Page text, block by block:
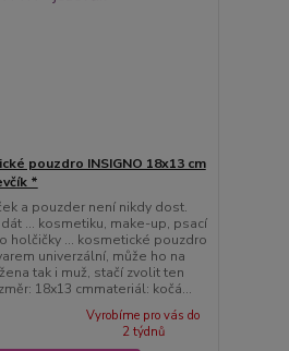
pouzdro INSIGNO 18x13 cm
*
a pouzder není nikdy dost.
... kosmetiku, make-up, psací
holčičky ... kosmetické pouzdro
univerzální, může ho na
tak i muž, stačí zvolit ten
18x13 cmmateriál: kočá...
Vyrobíme pro vás do
2 týdnů